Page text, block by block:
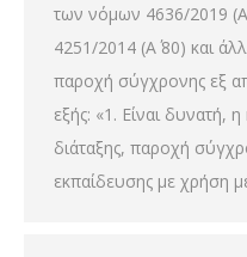
των νόμων 4636/2019
4251/2014 (Α΄ 80) και
παροχή σύγχρονης εξ
εξής: «1. Είναι δυνατή,
διάταξης, παροχή
εκπαίδευσης με χρήση